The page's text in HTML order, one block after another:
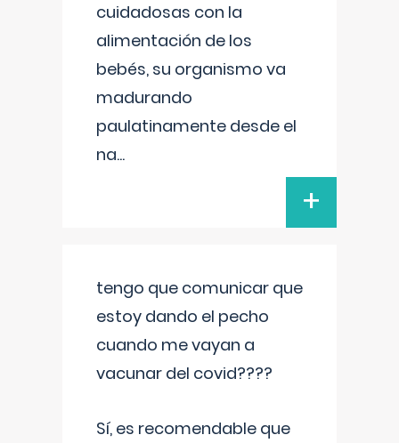
cuidadosas con la
alimentación de los
bebés, su organismo va
madurando
paulatinamente desde el
na...
+
tengo que comunicar que
estoy dando el pecho
cuando me vayan a
vacunar del covid????
Sí, es recomendable que